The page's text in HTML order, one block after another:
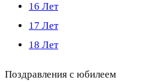
16 Лет
17 Лет
18 Лет
Поздравления с юбилеем